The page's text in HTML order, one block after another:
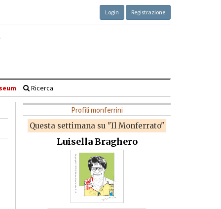
Login Registrazione
Ricerca
Profili monferrini
Questa settimana su "Il Monferrato"
Luisella Braghero